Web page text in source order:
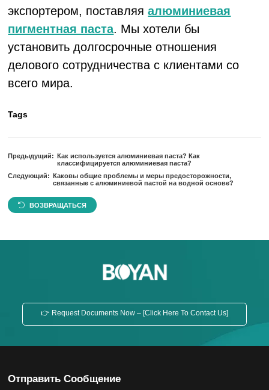
экспортером, поставляяалюминиевая
пигментная паста. Мы хотели бы
установить долгосрочные отношения
делового сотрудничества с клиентами со
всего мира.
Tags
Предыдущий: Как используется алюминиевая паста? Как
классифицируется алюминиевая паста?
Следующий: Каковы общие проблемы и меры предосторожности,
связанные с алюминиевой пастой на водной основе?
ВОЗВРАЩАТЬСЯ
👉 Request Documents Now – [Click Here To Contact Us]
Отправить Сообщение